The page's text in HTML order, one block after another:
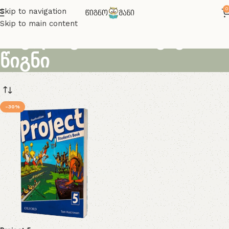
Skip to navigation
Skip to main content
0
წიგნი
-30%